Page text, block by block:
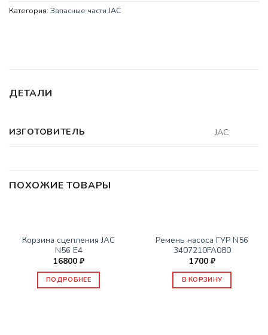
Категория: Запасные части JAC
ДЕТАЛИ
ИЗГОТОВИТЕЛЬ JAC
ПОХОЖИЕ ТОВАРЫ
Корзина сцепления JAC
N56 E4
16800 ₽
ПОДРОБНЕЕ
Ремень насоса ГУР N56
3407210FA080
1700 ₽
В КОРЗИНУ